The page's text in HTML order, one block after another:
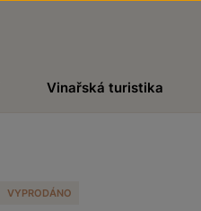
Vinařská turistika
VYPRODÁNO